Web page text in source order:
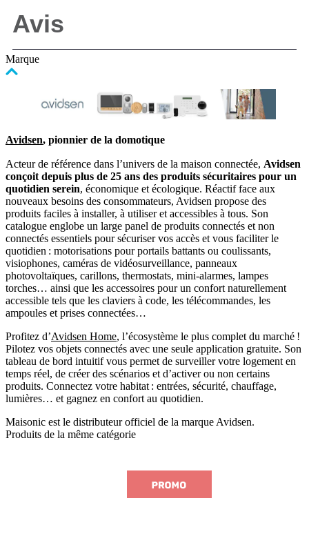
Marque
Avidsen, pionnier de la domotique
Acteur de référence dans l’univers de la maison connectée, Avidsen
conçoit depuis plus de 25 ans des produits sécuritaires pour un
quotidien serein, économique et écologique. Réactif face aux
nouveaux besoins des consommateurs, Avidsen propose des
produits faciles à installer, à utiliser et accessibles à tous. Son
catalogue englobe un large panel de produits connectés et non
connectés essentiels pour sécuriser vos accès et vous faciliter le
quotidien : motorisations pour portails battants ou coulissants,
visiophones, caméras de vidéosurveillance, panneaux
photovoltaïques, carillons, thermostats, mini-alarmes, lampes
torches… ainsi que les accessoires pour un confort naturellement
accessible tels que les claviers à code, les télécommandes, les
ampoules et prises connectées…
Profitez d’Avidsen Home, l’écosystème le plus complet du marché !
Pilotez vos objets connectés avec une seule application gratuite. Son
tableau de bord intuitif vous permet de surveiller votre logement en
temps réel, de créer des scénarios et d’activer ou non certains
produits. Connectez votre habitat : entrées, sécurité, chauffage,
lumières… et gagnez en confort au quotidien.
Maisonic est le distributeur officiel de la marque Avidsen.
Produits de la même catégorie